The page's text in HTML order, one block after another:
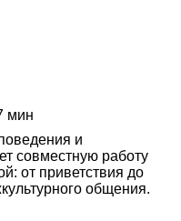
мин
и
совместную работу
от приветствия до
общения.